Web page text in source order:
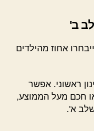
ב'
אחוז מהילדים
ראשוני. אפשר
חכם מעל הממוצע,
א'.